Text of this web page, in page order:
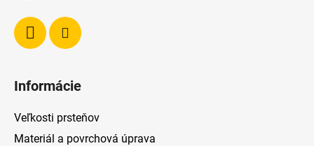
Informácie
Veľkosti prsteňov
Materiál a povrchová úprava